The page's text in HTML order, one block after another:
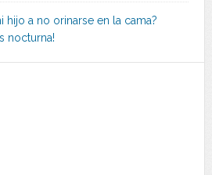
hijo a no orinarse en la cama?
nocturna!